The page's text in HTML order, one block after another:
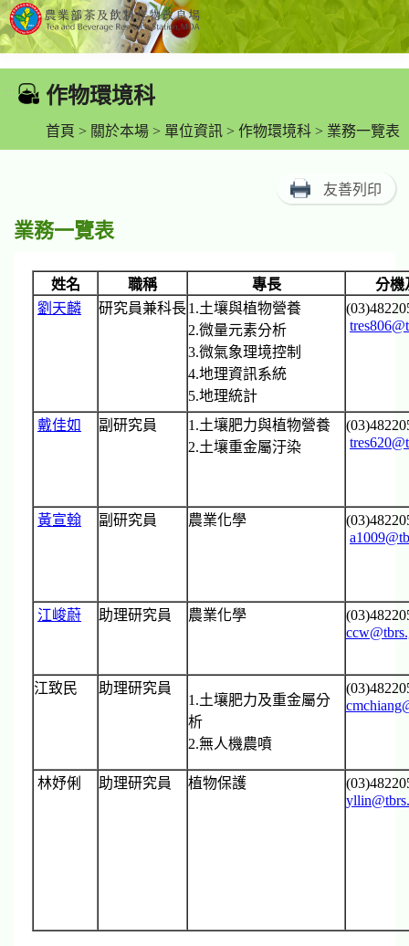
內
::: 作物環境科
首頁 > 關於本場 > 單位資訊 > 作物環境科 > 業務一覽表
友善列印
業務一覽表
姓名 職稱 專長
分機
劉天麟
研究員兼科長1.土壤與植物營養
2.微量元素分析
3.微氣象理境控制
4.地理資訊系統
5.地理統計
戴佳如 副研究員
1.土壤肥力與植物營養
2.土壤重金屬汙染
黃宣翰 副研究員 農業化學
江峻蔚 助理研究員 農業化學
江致民 助理研究員
1.土壤肥力及重金屬分
析
2.無人機農噴
林妤俐 助理研究員 植物保護